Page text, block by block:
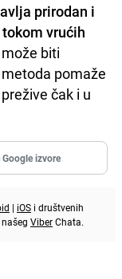
prirodan i
vrućih
biti
pomaže
čak i u
izvore
| iOS i društvenih
ViberChata.